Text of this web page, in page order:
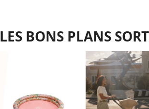
LES BONS PLANS